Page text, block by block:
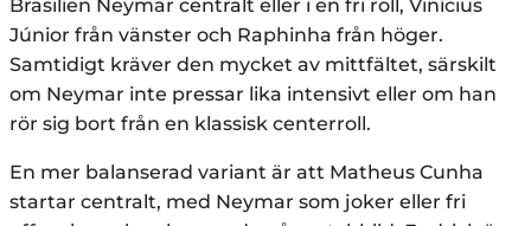
Brasilien Neymar centralt eller i en fri roll, Vinícius
Júnior från vänster och Raphinha från höger.
Samtidigt kräver den mycket av mittfältet, särskilt
om Neymar inte pressar lika intensivt eller om han
rör sig bort från en klassisk centerroll.
En mer balanserad variant är att Matheus Cunha
startar centralt, med Neymar som joker eller fri